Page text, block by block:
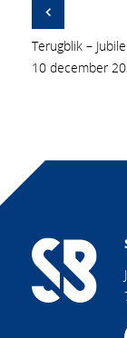
Terugblik –
10 december